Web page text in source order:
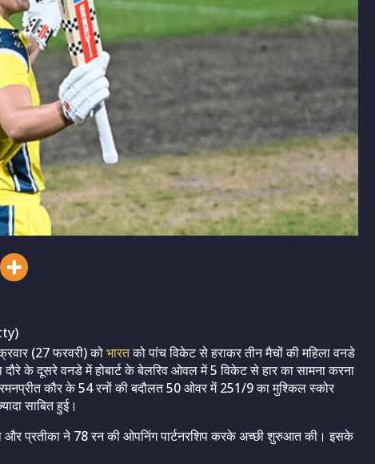
(27 फरवरी) कोभारतको पांच विकेट से हराकर तीन मैचों की महिला वनडे
के दूसरे वनडे में होबार्ट के बेलरिव ओवल में 5 विकेट से हार का सामना करना
कौर के 54 रनों की बदौलत 50 ओवर में 251/9 का मुश्किल स्कोर
साबित हुई।
और प्रतीका ने 78 रन की ओपनिंग पार्टनरशिप करके अच्छी शुरुआत की। इसके